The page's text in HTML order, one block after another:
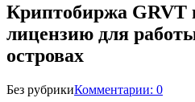
Криптобиржа GRVT
лицензию для
островах
Без рубрикиКомментарии: 0